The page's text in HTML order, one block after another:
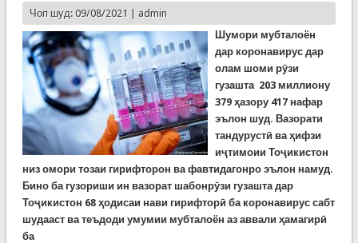
Чоп шуд: 09/08/2021 | admin
Шумори мубталоён
дар коронавирус дар
олам шоми рӯзи
гузашта 203 миллиону
379 ҳазору 417 нафар
эълон шуд. Вазорати
тандурустӣ ва ҳифзи
иҷтимоии Тоҷикистон
низ омори тозаи гирифторон ва фавтидагонро эълон намуд.
Бино ба гузориши ин вазорат шабонрӯзи гузашта дар
Тоҷикистон 68 ҳодисаи нави гирифторӣ ба коронавирус сабт
шудааст ва теъдоди умумии мубталоён аз аввали ҳамагирӣ
ба